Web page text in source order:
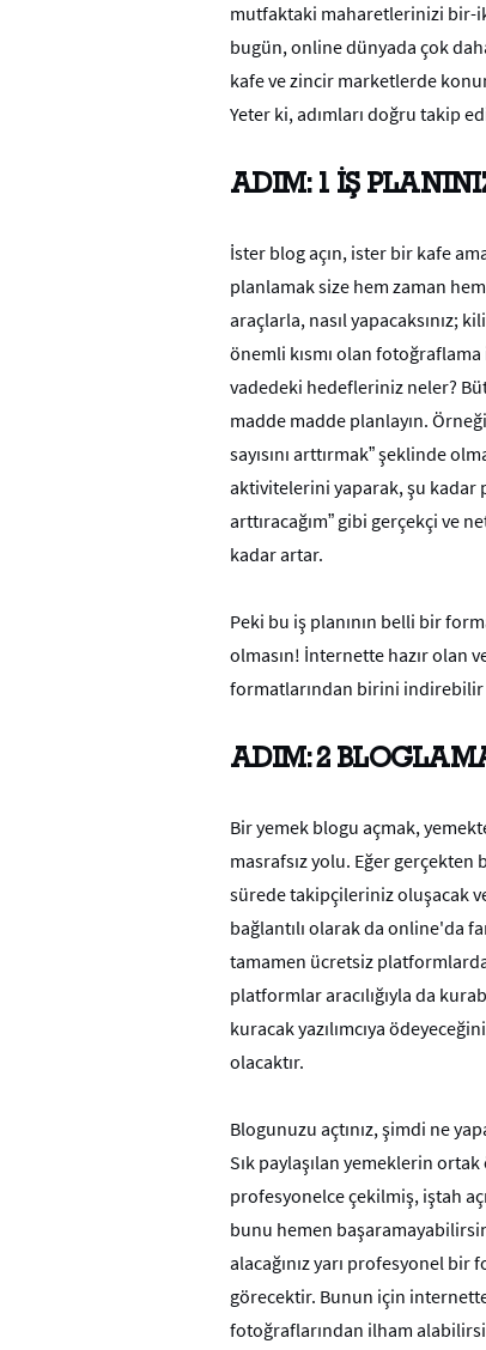
mutfaktaki maharetlerinizi bir-
bugün, online dünyada çok
kafe ve zincir marketlerde
Yeter ki, adımları doğru takip
ADIM: 1 İŞ
İster blog açın, ister bir kafe
planlamak size hem zaman
araçlarla, nasıl yapacaksınız;
önemli kısmı olan
vadedeki hedefleriniz neler?
madde madde planlayın.
sayısını arttırmak” şeklinde
aktivitelerini yaparak, şu kadar
arttıracağım” gibi gerçekçi ve
kadar artar.
Peki bu iş planının belli bir
olmasın! İnternette hazır olan
formatlarından birini
ADIM: 2
Bir yemek blogu açmak,
masrafsız yolu. Eğer gerçekten
sürede takipçileriniz oluşacak
bağlantılı olarak da online'da
tamamen ücretsiz
platformlar aracılığıyla da
kuracak yazılımcıya
olacaktır.
Blogunuzu açtınız, şimdi ne
Sık paylaşılan yemeklerin
profesyonelce çekilmiş, iştah
bunu hemen
alacağınız yarı profesyonel
görecektir. Bunun için
fotoğraflarından ilham